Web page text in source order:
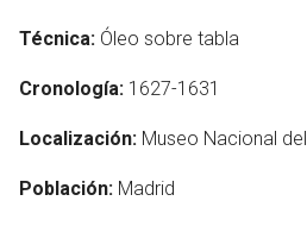
Técnica: Óleo sobre tabla
Cronología: 1627-1631
Localización: Museo Nacional
Población: Madrid